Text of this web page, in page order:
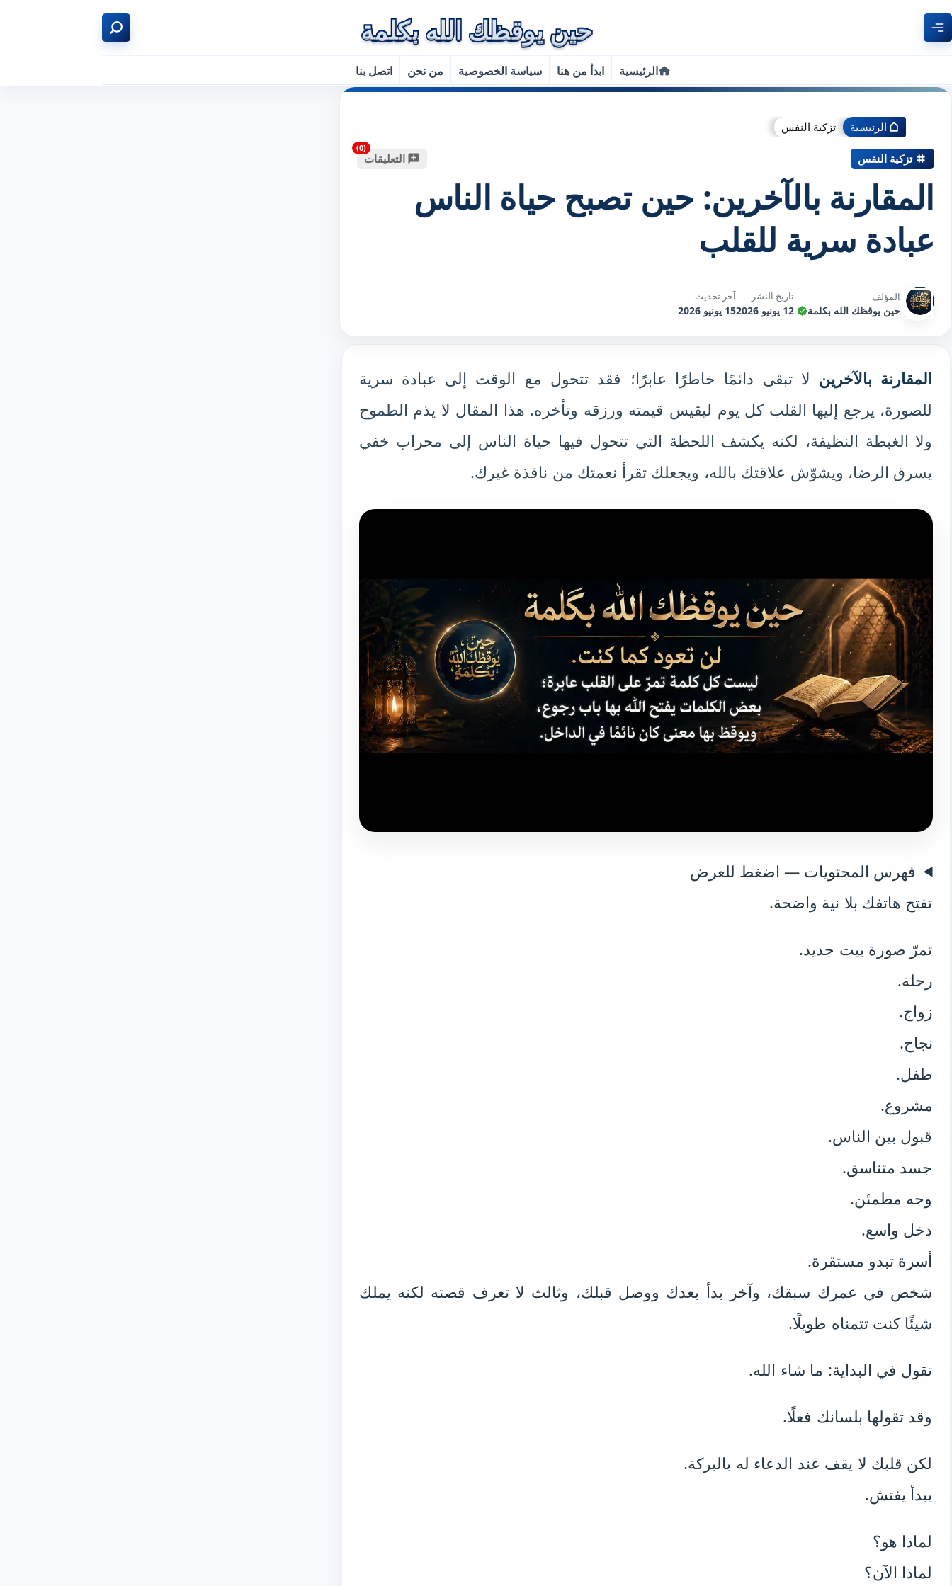
الرئيسية ابدأ من هنا سياسة الخصوصية من نحن اتصل بنا
الرئيسية تزكية النفس
تزكية النفس التعليقات
المقارنة بالآخرين: حين تصبح حياة الناس
عبادة سرية للقلب
المؤلف
حين يوقظك الله بكلمة
تاريخ النشر
12 يونيو 2026
آخر تحديث
15 يونيو 2026
المقارنة بالآخرين لا تبقى دائمًا خاطرًا عابرًا؛ فقد تتحول مع الوقت إلى عبادة سرية
للصورة، يرجع إليها القلب كل يوم ليقيس قيمته ورزقه وتأخره. هذا المقال لا يذم الطموح
ولا الغبطة النظيفة، لكنه يكشف اللحظة التي تتحول فيها حياة الناس إلى محراب خفي
يسرق الرضا، ويشوّش علاقتك بالله، ويجعلك تقرأ نعمتك من نافذة غيرك.
فهرس المحتويات — اضغط للعرض
تفتح هاتفك بلا نية واضحة.
تمرّ صورة بيت جديد.
رحلة.
زواج.
نجاح.
طفل.
مشروع.
قبول بين الناس.
جسد متناسق.
وجه مطمئن.
دخل واسع.
أسرة تبدو مستقرة.
شخص في عمرك سبقك، وآخر بدأ بعدك ووصل قبلك، وثالث لا تعرف قصته لكنه يملك
شيئًا كنت تتمناه طويلًا.
تقول في البداية: ما شاء الله.
وقد تقولها بلسانك فعلًا.
لكن قلبك لا يقف عند الدعاء له بالبركة.
يبدأ يفتش.
لماذا هو؟
لماذا الآن؟